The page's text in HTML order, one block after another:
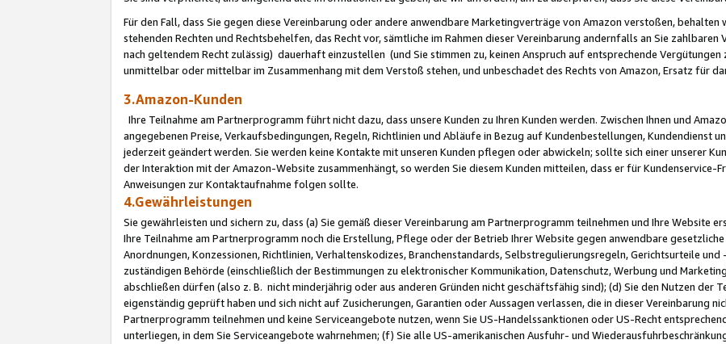
Für den Fall, dass Sie gegen diese Vereinbarung oder andere anwendbare Marketingverträge von Amazon verstoßen, behalten
stehenden Rechten und Rechtsbehelfen, das Recht vor, sämtliche im Rahmen dieser Vereinbarung andernfalls an Sie
nach geltendem Recht zulässig) dauerhaft einzustellen (und Sie stimmen zu, keinen Anspruch auf entsprechende
unmittelbar oder mittelbar im Zusammenhang mit dem Verstoß stehen, und unbeschadet des Rechts von Amazon, Ersatz für
3.Amazon-Kunden
Ihre Teilnahme am Partnerprogramm führt nicht dazu, dass unsere Kunden zu Ihren Kunden werden. Zwischen Ihnen und
angegebenen Preise, Verkaufsbedingungen, Regeln, Richtlinien und Abläufe in Bezug auf Kundenbestellungen, Kundendienst
jederzeit geändert werden. Sie werden keine Kontakte mit unseren Kunden pflegen oder abwickeln; sollte sich einer unserer
der Interaktion mit der Amazon-Website zusammenhängt, so werden Sie diesem Kunden mitteilen, dass er für Kundenservice-
Anweisungen zur Kontaktaufnahme folgen sollte.
4.Gewährleistungen
Sie gewährleisten und sichern zu, dass (a) Sie gemäß dieser Vereinbarung am Partnerprogramm teilnehmen und Ihre Website
Ihre Teilnahme am Partnerprogramm noch die Erstellung, Pflege oder der Betrieb Ihrer Website gegen anwendbare
Anordnungen, Konzessionen, Richtlinien, Verhaltenskodizes, Branchenstandards, Selbstregulierungsregeln, Gerichtsurteile
zuständigen Behörde (einschließlich der Bestimmungen zu elektronischer Kommunikation, Datenschutz, Werbung und
abschließen dürfen (also z. B. nicht minderjährig oder aus anderen Gründen nicht geschäftsfähig sind); (d) Sie den Nutzen der
eigenständig geprüft haben und sich nicht auf Zusicherungen, Garantien oder Aussagen verlassen, die in dieser Vereinbarung
Partnerprogramm teilnehmen und keine Serviceangebote nutzen, wenn Sie US-Handelssanktionen oder US-Recht
unterliegen, in dem Sie Serviceangebote wahrnehmen; (f) Sie alle US-amerikanischen Ausfuhr- und